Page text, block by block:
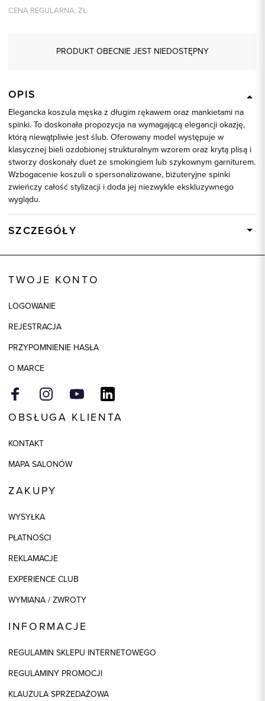
CENA REGULARNA: ZŁ
PRODUKT OBECNIE JEST NIEDOSTĘPNY
OPIS
Elegancka koszula męska z długim rękawem oraz mankietami na
spinki. To doskonała propozycja na wymagającą elegancji okazję,
którą niewątpliwie jest ślub. Oferowany model występuje w
klasycznej bieli ozdobionej strukturalnym wzorem oraz krytą plisą i
stworzy doskonały duet ze smokingiem lub szykownym garniturem.
Wzbogacenie koszuli o spersonalizowane, biżuteryjne spinki
zwieńczy całość stylizacji i doda jej niezwykle ekskluzywnego
wyglądu.
SZCZEGÓŁY
TWOJE KONTO
LOGOWANIE
REJESTRACJA
PRZYPOMNIENIE HASŁA
O MARCE
OBSŁUGA KLIENTA
KONTAKT
MAPA SALONÓW
ZAKUPY
WYSYŁKA
PŁATNOŚCI
REKLAMACJE
EXPERIENCE CLUB
WYMIANA / ZWROTY
INFORMACJE
REGULAMIN SKLEPU INTERNETOWEGO
REGULAMINY PROMOCJI
KLAUZULA SPRZEDAŻOWA